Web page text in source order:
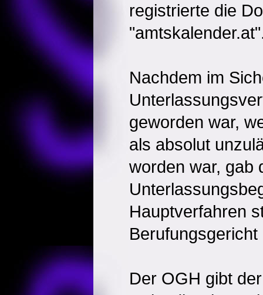
registrierte die
Nachdem im
geworden war,
als absolut
worden war, gab
Hauptverfahren
Der OGH gibt